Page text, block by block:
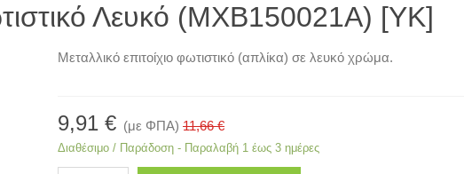
Λευκό (MXB150021A) [ΥΚ]
Μεταλλικό επιτοίχιο φωτιστικό (απλίκα) σε λευκό χρώμα.
9,91 € (με ΦΠΑ) 11,66 €
Διαθέσιμο / Παράδοση - Παραλαβή 1 έως 3 ημέρες